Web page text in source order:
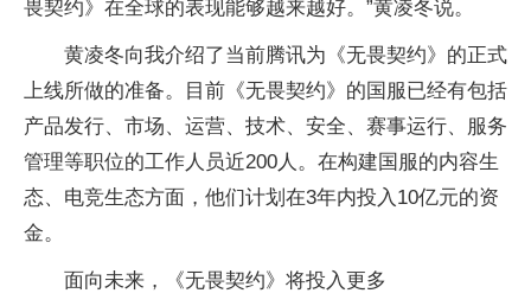
畏契约》在全球的表现能够越来越好。”黄凌冬说。
黄凌冬向我介绍了当前腾讯为《无畏契约》的正式
上线所做的准备。目前《无畏契约》的国服已经有包括
产品发行、市场、运营、技术、安全、赛事运行、服务
管理等职位的工作人员近200人。在构建国服的内容生
态、电竞生态方面，他们计划在3年内投入10亿元的资
金。
面向未来，《无畏契约》将投入更多